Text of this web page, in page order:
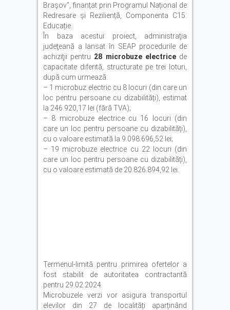
Brașov”, finanțat prin Programul Național de
Redresare și Reziliență, Componenta C15:
Educație.
În baza acestui proiect, administraţia
judeţeană a lansat în SEAP procedurile de
achiziţii pentru 28 microbuze electricede
capacitate diferită, structurate pe trei loturi,
după cum urmează:
– 1 microbuz electric cu 8 locuri (din care un
loc pentru persoane cu dizabilități), estimat
la 246.920,17 lei (fără TVA);
– 8 microbuze electrice cu 16 locuri (din
care un loc pentru persoane cu dizabilități),
cu o valoare estimată la 9.098.696,52 lei;
– 19 microbuze electrice cu 22 locuri (din
care un loc pentru persoane cu dizabilități),
cu o valoare estimată de 20.826.894,92 lei.
Termenul-limită pentru primirea ofertelor a
fost stabilit de autoritatea contractantă
pentru 29.02.2024.
Microbuzele verzi vor asigura transportul
elevilor din 27 de localități aparținând